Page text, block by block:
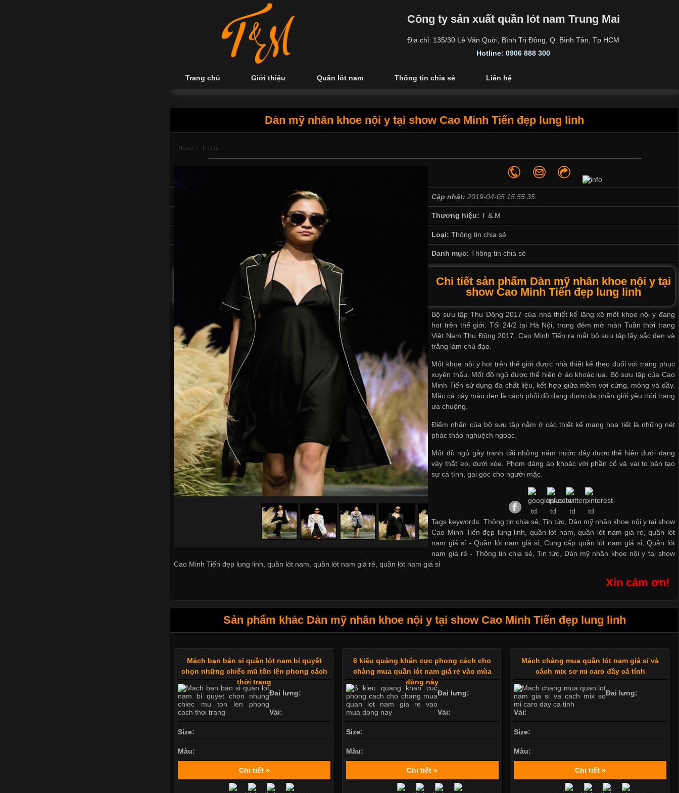
Công ty sản xuất quần lót nam Trung Mai
Địa chỉ: 135/30 Lê Văn Quới, Bình Trị Đông, Q. Bình Tân, Tp HCM
Hotline: 0906 888 300
Trang chủ Giới thiệu Quần lót nam Thông tin chia sẻ Liên hệ
Dàn mỹ nhân khoe nội y tại show Cao Minh Tiến đẹp lung linh
Home › Tin tức
Cập nhật: 2019-04-05 15:55:35
Thương hiệu:T & M
Loại: Thông tin chia sẻ
Danh mục: Thông tin chia sẻ
Chi tiết sản phẩm Dàn mỹ nhân khoe nội y tại
show Cao Minh Tiến đẹp lung linh
Bộ sưu tập Thu Đông 2017 của nhà thiết kế lăng xê mốt khoe nội y đang
hot trên thế giới. Tối 24/2 tại Hà Nội, trong đêm mở màn Tuần thời trang
Việt Nam Thu Đông 2017, Cao Minh Tiến ra mắt bộ sưu tập lấy sắc đen và
trắng làm chủ đạo.
Mốt khoe nội y hot trên thế giới được nhà thiết kế theo đuổi với trang phục
xuyên thấu. Mốt đồ ngủ được thể hiện ở áo khoác lụa. Bộ sưu tập của Cao
Minh Tiến sử dụng đa chất liệu, kết hợp giữa mềm với cứng, mỏng và dầy.
Mặc cả cây màu đen là cách phối đồ đang được đa phần giới yêu thời trang
ưa chuộng.
Điểm nhấn của bộ sưu tập nằm ở các thiết kế mang họa tiết là những nét
phác thảo nghuệch ngoạc.
Mốt đồ ngủ gây tranh cãi những năm trước đây được thể hiện dưới dạng
váy thắt eo, dưới xòe. Phom dáng áo khoác với phần cổ và vai to bản tạo
sự cá tính, gai góc cho người mặc.
Tags keywords: Thông tin chia sẻ, Tin tức, Dàn mỹ nhân khoe nội y tại show
Cao Minh Tiến đẹp lung linh, quần lót nam, quần lót nam giá rẻ, quần lót
nam giá sỉ -Quần lót nam giá sỉ Cung cấp quần lót nam giá sỉ,Quần lót
nam giá rẻ - Thông tin chia sẻ Tin tức
Dàn mỹ nhân khoe nội y tại show
Cao Minh Tiến đẹp lung linh ,quần lót nam ,quần lót nam giá rẻ ,quần lót nam giá sỉ
Xin cám ơn!
Sản phẩm khác Dàn mỹ nhân khoe nội y tại show Cao Minh Tiến đẹp lung linh
Mách bạn bán sỉ quần lót nam bí quyết
chọn những chiếc mũ tôn lên phong cách
thời trang
Đai lưng:
Vải:
Size:
Màu:
Chi tiết »
6 kiểu quàng khăn cực phong cách cho
chàng mua quần lót nam giá rẻ vào mùa
đông này
Đai lưng:
Vải:
Size:
Màu:
Chi tiết »
Mách chàng mua quần lót nam giá sỉ và
cách mix sơ mi caro đầy cá tính
Đai lưng:
Vải:
Size:
Màu:
Chi tiết »